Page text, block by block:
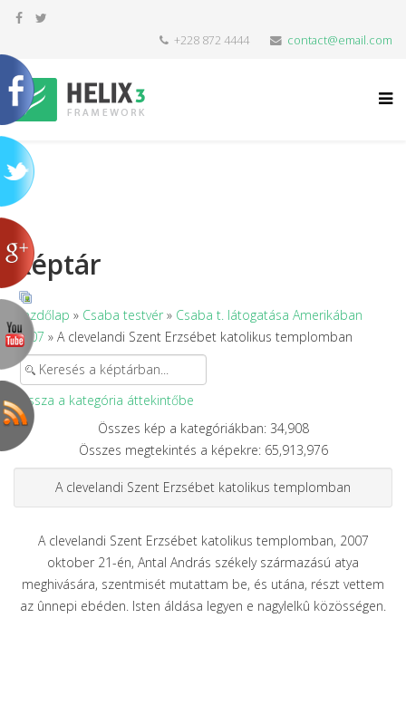
+228 872 4444 contact@email.com
Képtár
Kezdőlap » Csaba testvér » Csaba t. látogatása Amerikában
2007 » A clevelandi Szent Erzsébet katolikus templomban
Vissza a kategória áttekintőbe
Összes kép a kategóriákban: 34,908
Összes megtekintés a képekre: 65,913,976
A clevelandi Szent Erzsébet katolikus templomban
A clevelandi Szent Erzsébet katolikus templomban, 2007
oktober 21-én, Antal András székely származású atya
meghivására, szentmisét mutattam be, és utána, részt vettem
az ûnnepi ebéden. Isten áldása legyen e nagylelkû közösségen.